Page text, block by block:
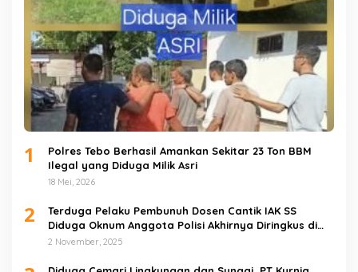
1
Polres Tebo Berhasil Amankan Sekitar 23 Ton BBM
Ilegal yang Diduga Milik Asri
18 Mei, 2026
2
Terduga Pelaku Pembunuh Dosen Cantik IAK SS
Diduga Oknum Anggota Polisi Akhirnya Diringkus di
Tebo Tengah
2 November, 2025